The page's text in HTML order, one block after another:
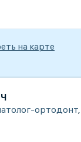
на карте
ортодонт,